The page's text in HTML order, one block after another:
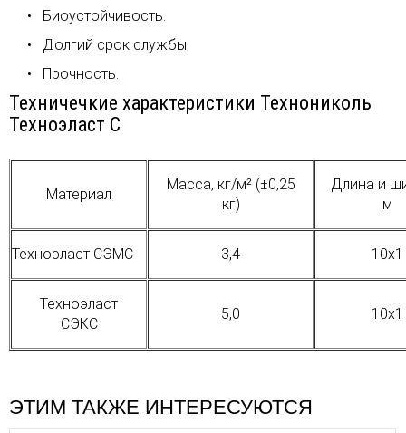
Биоустойчивость.
Долгий срок службы.
Прочность.
Техничечкие характеристики Технониколь
Техноэласт С
Материал
Масса, кг/м² (±0,25
кг)
Длина и
м
Техноэласт СЭМС 3,4 10х1
Техноэласт
СЭКС
5,0 10х1
ЭТИМ ТАКЖЕ ИНТЕРЕСУЮТСЯ